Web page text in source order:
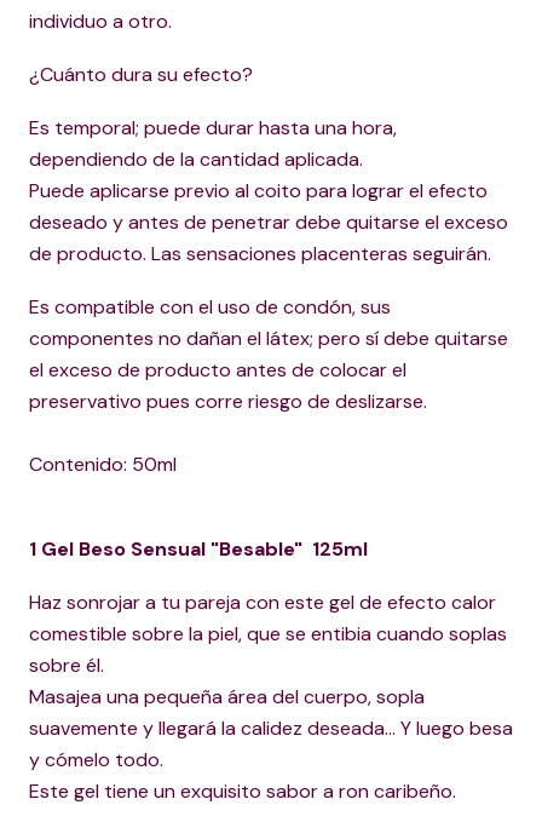
individuo a otro.
¿Cuánto dura su efecto?
Es temporal; puede durar hasta una hora,
dependiendo de la cantidad aplicada.
Puede aplicarse previo al coito para lograr el efecto
deseado y antes de penetrar debe quitarse el exceso
de producto. Las sensaciones placenteras seguirán.
Es compatible con el uso de condón, sus
componentes no dañan el látex; pero sí debe quitarse
el exceso de producto antes de colocar el
preservativo pues corre riesgo de deslizarse.
Contenido: 50ml
1 Gel Beso Sensual "Besable" 125ml
Haz sonrojar a tu pareja con este gel de efecto calor
comestible sobre la piel, que se entibia cuando soplas
sobre él.
Masajea una pequeña área del cuerpo, sopla
suavemente y llegará la calidez deseada... Y luego besa
y cómelo todo.
Este gel tiene un exquisito sabor a ron caribeño.